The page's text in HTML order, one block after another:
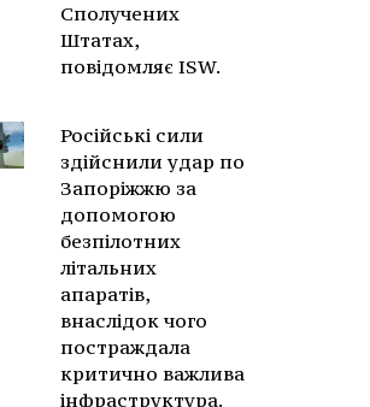
Сполучених
Штатах,
повідомляє ISW.
Російські сили
здійснили удар по
Запоріжжю за
допомогою
безпілотних
літальних
апаратів,
внаслідок чого
постраждала
критично важлива
інфраструктура.